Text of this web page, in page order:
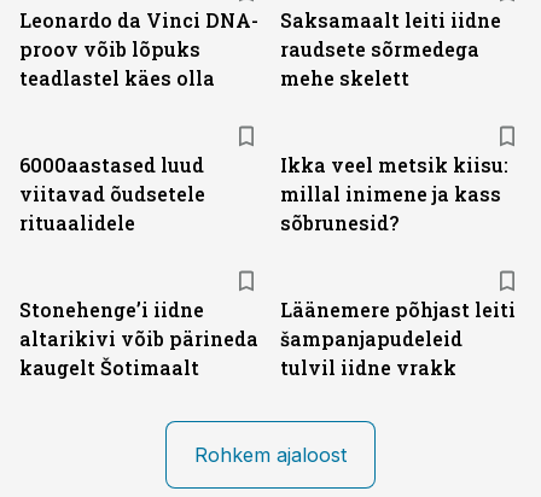
Leonardo da Vinci DNA-
proov võib lõpuks
teadlastel käes olla
Saksamaalt leiti iidne
raudsete sõrmedega
mehe skelett
6000aastased luud
viitavad õudsetele
rituaalidele
Ikka veel metsik kiisu:
millal inimene ja kass
sõbrunesid?
Stonehenge’i iidne
altarikivi võib pärineda
kaugelt Šotimaalt
Läänemere põhjast leiti
šampanjapudeleid
tulvil iidne vrakk
Rohkem ajaloost